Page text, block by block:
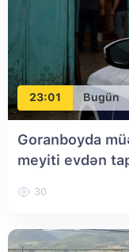
23:01 Bugün
Goranboyda
meyiti evdən
30